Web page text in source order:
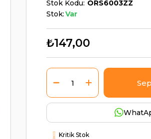
Stok Kodu ORS6003ZZ
Stok:Var
₺147,00
Kritik Stok